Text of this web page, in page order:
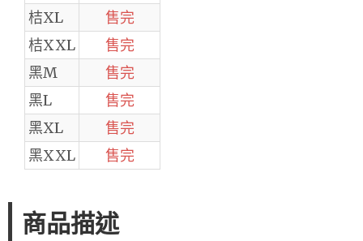
桔XL
售完
桔XXL
售完
黑M
售完
黑L
售完
黑XL
售完
黑XXL
售完
商品描述